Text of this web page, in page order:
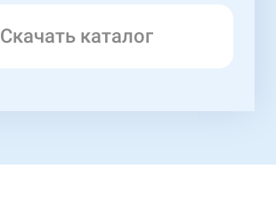
Скачать каталог